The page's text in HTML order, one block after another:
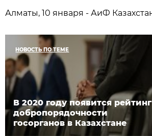
Алматы, 10 января - АиФ
НОВОСТЬ ПО ТЕМЕ
В 2020 году появится рейтинг
добропорядочности
госорганов в Казахстане